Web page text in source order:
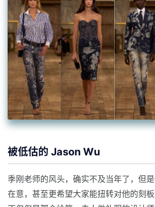
被低估的 Jason Wu
季刚老师的风头，确实不及当年了，但
在意，甚至更希望大家能扭转对他的刻